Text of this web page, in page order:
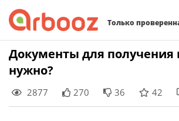
Только
Skip
to
content
Документы для получения
нужно?
2877 270 36 42
Найти: